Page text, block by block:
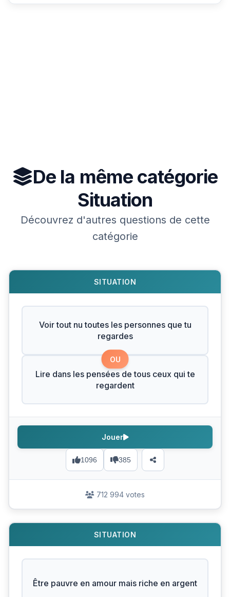
De la même catégorie
Situation
Découvrez d'autres questions de cette
catégorie
SITUATION
Voir tout nu toutes les personnes que tu
regardes
OU
Lire dans les pensées de tous ceux qui te
regardent
1096 385
Jouer
712 994 votes
SITUATION
Être pauvre en amour mais riche en argent